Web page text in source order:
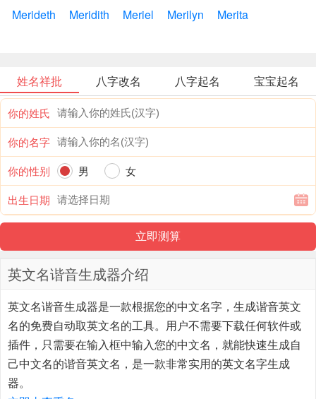
Merideth
Meridith Meriel Merilyn Merita
姓名祥批 八字改名 八字起名 宝宝起名
你的姓氏
你的名字
你的性别
男
女
出生日期
英文名谐音生成器介绍
英文名谐音生成器是一款根据您的中文名字，生成谐音英文
名的免费自动取英文名的工具。用户不需要下载任何软件或
插件，只需要在输入框中输入您的中文名，就能快速生成自
己中文名的谐音英文名，是一款非常实用的英文名字生成
器。